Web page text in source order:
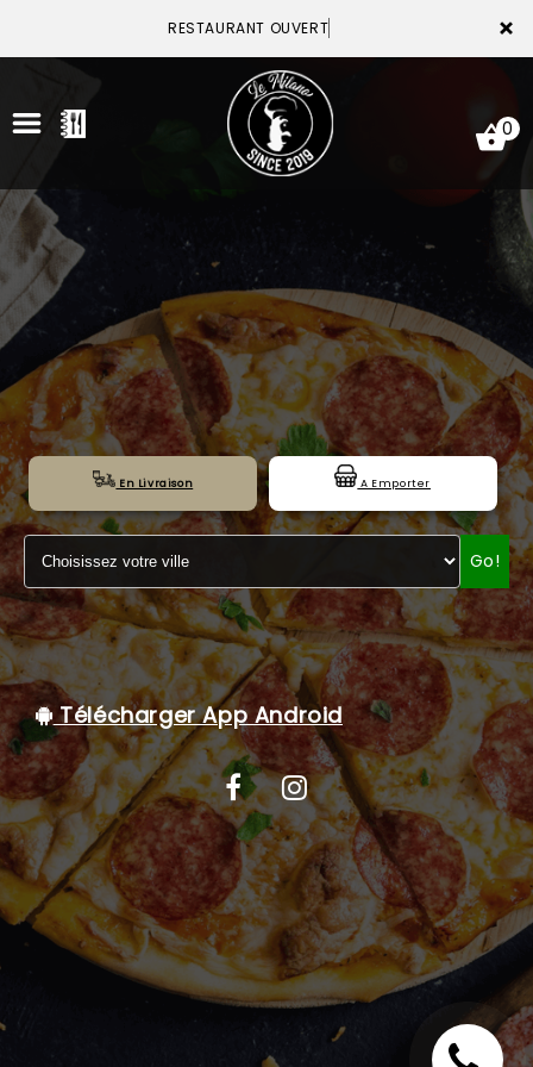
×
RESTAURANT OUVERT
ACCUEIL
LA CARTE
VOTRE COMPTE
NOTRE RESTAURANT
VOS AVIS
MENTIONS LÉGALES
C.G.V
0
En Livraison A Emporter
Go!
Télécharger App Android